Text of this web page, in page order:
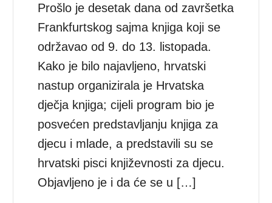
Prošlo je desetak dana od završetka
Frankfurtskog sajma knjiga koji se
održavao od 9. do 13. listopada.
Kako je bilo najavljeno, hrvatski
nastup organizirala je Hrvatska
dječja knjiga; cijeli program bio je
posvećen predstavljanju knjiga za
djecu i mlade, a predstavili su se
hrvatski pisci književnosti za djecu.
Objavljeno je i da će se u […]